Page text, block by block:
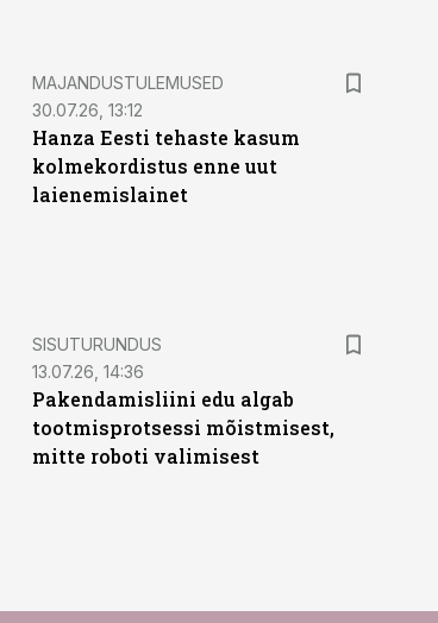
MAJANDUSTULEMUSED
30.07.26, 13:12
Hanza Eesti tehaste kasum
kolmekordistus enne uut
laienemislainet
ST
SISUTURUNDUS
13.07.26, 14:36
Pakendamisliini edu algab
tootmisprotsessi mõistmisest,
mitte roboti valimisest